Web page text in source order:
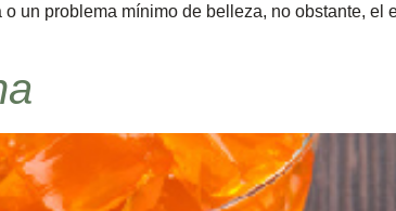
un problema mínimo de belleza, no obstante, el